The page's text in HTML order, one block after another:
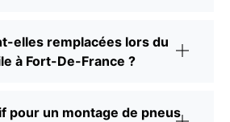
elles remplacées lors du
à Fort-De-France ?
pour un montage de pneus